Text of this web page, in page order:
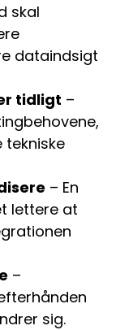
skal
dataindsigt
tidligt –
– En
lettere at
–
sig.